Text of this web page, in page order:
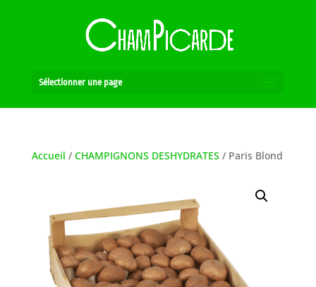
Sélectionner une page
Accueil / CHAMPIGNONS DESHYDRATES / Paris Blond